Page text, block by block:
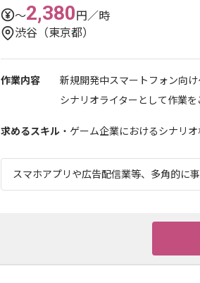
〜2,380円／時
渋谷（東京都）
作業内容
新規開発中スマートフォン向
シナリオライターとして作業を
求めるスキル ・ゲーム企業におけるシナリ
スマホアプリや広告配信業等、多角的に